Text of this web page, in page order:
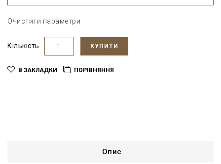
Очистити параметри
Кількість КУПИТИ
В ЗАКЛАДКИ ПОРІВНЯННЯ
Опис